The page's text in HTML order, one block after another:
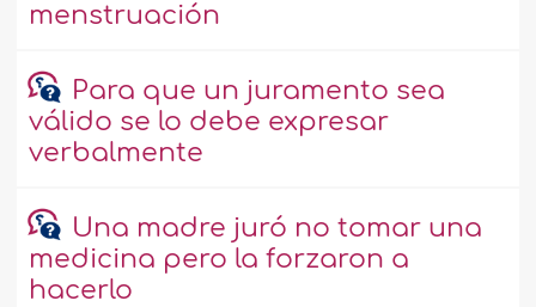
menstruación
Para que un juramento sea
válido se lo debe expresar
verbalmente
Una madre juró no tomar una
medicina pero la forzaron a
hacerlo